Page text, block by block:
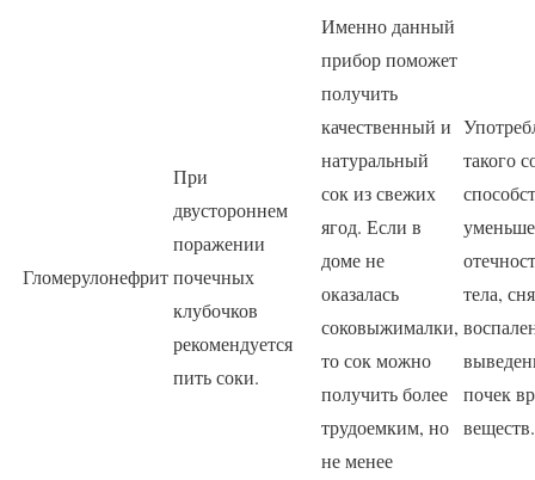
Гломерулонефрит
При
двустороннем
поражении
почечных
клубочков
рекомендуется
пить соки.
Именно данный
прибор поможет
получить
качественный и
натуральный
сок из свежих
ягод. Если в
доме не
оказалась
соковыжималки,
то сок можно
получить более
трудоемким, но
не менее
такого
тела,
почек
веществ.